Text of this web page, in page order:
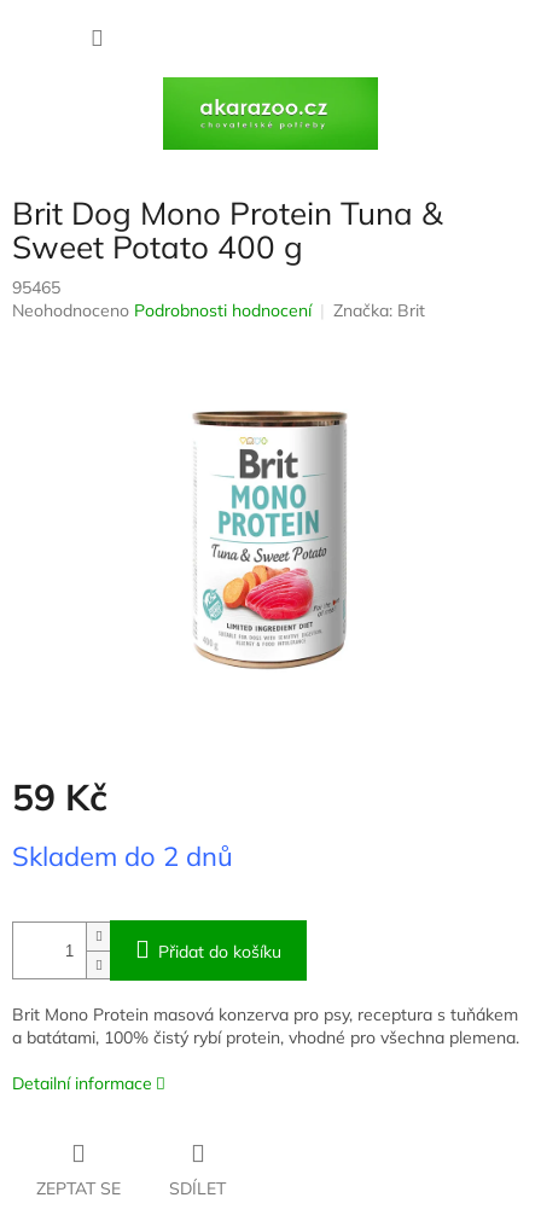
Brit Dog Mono Protein Tuna &
Sweet Potato 400 g
95465
Průměrné
Neohodnoceno Podrobnosti hodnocení Značka: Brit
59 Kč
cena:
Skladem do 2 dnů
Přidat do košíku
Brit Mono Protein masová konzerva pro psy, receptura s tuňákem
a batátami, 100% čistý rybí protein, vhodné pro všechna plemena.
Detailní informace
ZEPTAT SE SDÍLET